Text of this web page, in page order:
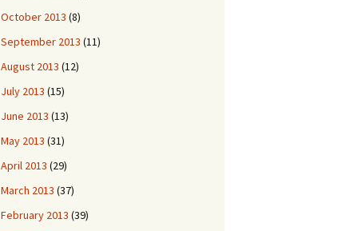
October 2013 (8)
September 2013 (11)
August 2013 (12)
July 2013 (15)
June 2013 (13)
May 2013 (31)
April 2013 (29)
March 2013 (37)
February 2013 (39)